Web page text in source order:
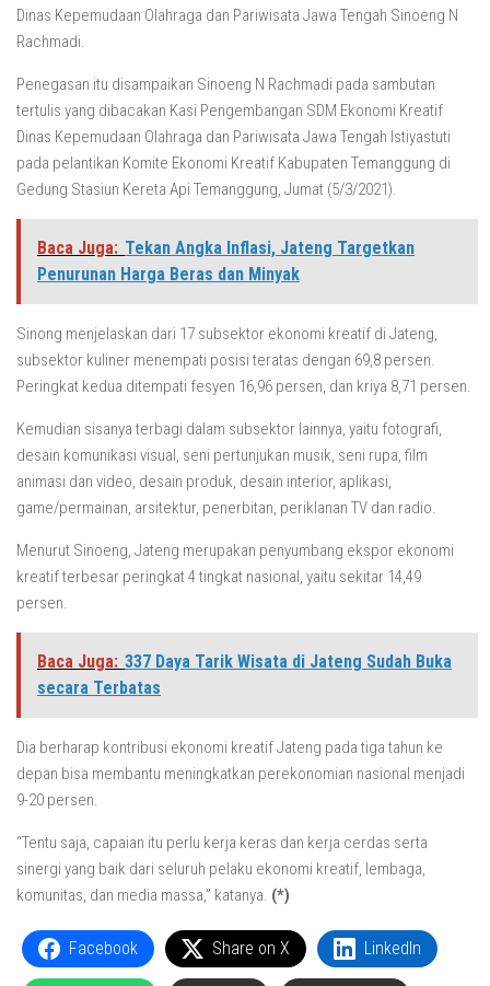
Dinas Kepemudaan Olahraga dan Pariwisata Jawa Tengah Sinoeng N
Rachmadi.
Penegasan itu disampaikan Sinoeng N Rachmadi pada sambutan
tertulis yang dibacakan Kasi Pengembangan SDM Ekonomi Kreatif
Dinas Kepemudaan Olahraga dan Pariwisata Jawa Tengah Istiyastuti
pada pelantikan Komite Ekonomi Kreatif Kabupaten Temanggung di
Gedung Stasiun Kereta Api Temanggung, Jumat (5/3/2021).
Baca Juga: Tekan Angka Inflasi, Jateng Targetkan
Penurunan Harga Beras dan Minyak
Sinong menjelaskan dari 17 subsektor ekonomi kreatif di Jateng,
subsektor kuliner menempati posisi teratas dengan 69,8 persen.
Peringkat kedua ditempati fesyen 16,96 persen, dan kriya 8,71 persen.
Kemudian sisanya terbagi dalam subsektor lainnya, yaitu fotografi,
desain komunikasi visual, seni pertunjukan musik, seni rupa, film
animasi dan video, desain produk, desain interior, aplikasi,
game/permainan, arsitektur, penerbitan, periklanan TV dan radio.
Menurut Sinoeng, Jateng merupakan penyumbang ekspor ekonomi
kreatif terbesar peringkat 4 tingkat nasional, yaitu sekitar 14,49
persen.
Baca Juga: 337 Daya Tarik Wisata di Jateng Sudah Buka
secara Terbatas
Dia berharap kontribusi ekonomi kreatif Jateng pada tiga tahun ke
depan bisa membantu meningkatkan perekonomian nasional menjadi
9-20 persen.
“Tentu saja, capaian itu perlu kerja keras dan kerja cerdas serta
sinergi yang baik dari seluruh pelaku ekonomi kreatif, lembaga,
komunitas, dan media massa,” katanya. (*)
Facebook Share on X LinkedIn